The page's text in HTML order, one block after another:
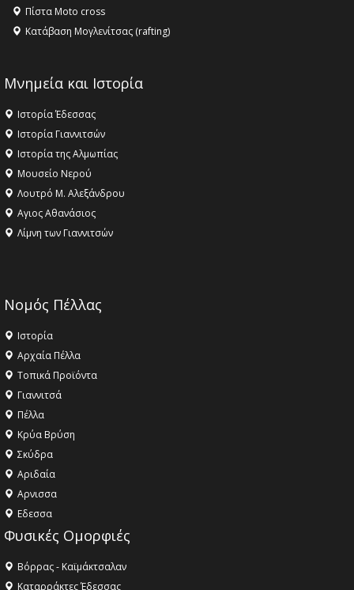
Πίστα Moto cross
Κατάβαση Μογλενίτσας (rafting)
Μνημεία και Ιστορία
Ιστορία Έδεσσας
Ιστορία Γιαννιτσών
Ιστορία της Αλμωπίας
Μουσείο Νερού
Λουτρό Μ. Αλεξάνδρου
Αγιος Αθανάσιος
Λίμνη των Γιαννιτσών
Νομός Πέλλας
Ιστορία
Αρχαία Πέλλα
Τοπικά Προϊόντα
Γιαννιτσά
Πέλλα
Κρύα Βρύση
Σκύδρα
Αριδαία
Aρνισσα
Eδεσσα
Φυσικές Ομορφιές
Βόρρας - Καϊμάκτσαλαν
Καταρράκτες Έδεσσας